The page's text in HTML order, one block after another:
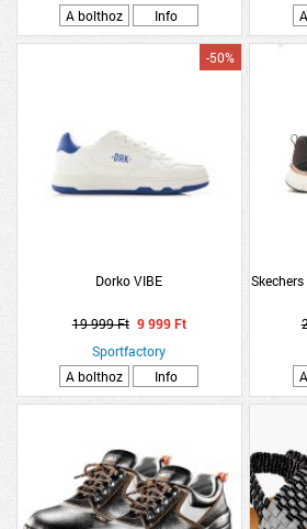
A bolthoz
Info
Dorko VIBE
-50%
19 999 Ft 9 999 Ft
Sportfactory
A bolthoz
Info